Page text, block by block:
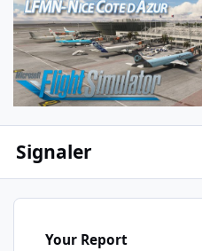
Signaler
Your Report